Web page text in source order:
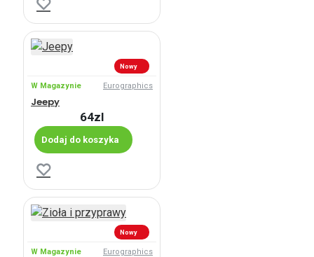
Nowy
W Magazynie Eurographics
Jeepy
64zl
Dodaj do koszyka
Nowy
W Magazynie Eurographics